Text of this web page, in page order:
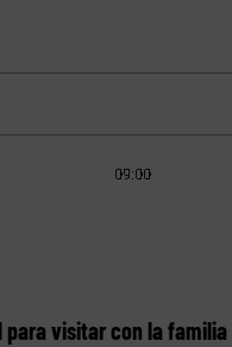
para visitar con la familia